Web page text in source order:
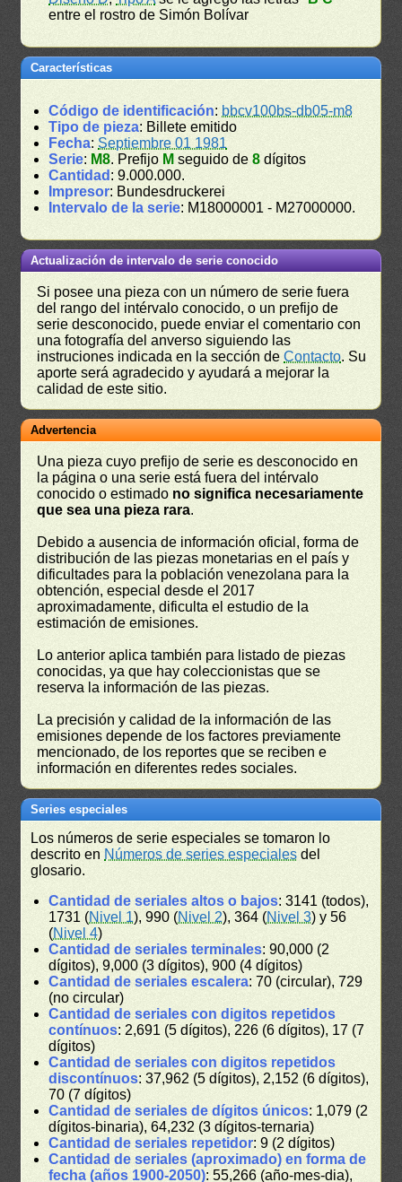
entre el rostro de Simón Bolívar
Características
Código de identificación: bbcv100bs-db05-m8
Tipo de pieza: Billete emitido
Fecha: Septiembre 01 1981
Serie: M8. Prefijo M seguido de8 dígitos
Cantidad : 9.000.000.
Impresor: Bundesdruckerei
Intervalo de la serie: M18000001 - M27000000.
Actualización de intervalo de serie conocido
Si posee una pieza con un número de serie fuera
del rango del intérvalo conocido, o un prefijo de
serie desconocido, puede enviar el comentario con
una fotografía del anverso siguiendo las
instruciones indicada en la sección deContacto. Su
aporte será agradecido y ayudará a mejorar la
calidad de este sitio.
Advertencia
Una pieza cuyo prefijo de serie es desconocido en
la página o una serie está fuera del intérvalo
conocido o estimado no significa necesariamente
que sea una pieza rara.
Debido a ausencia de información oficial, forma de
distribución de las piezas monetarias en el país y
dificultades para la población venezolana para la
obtención, especial desde el 2017
aproximadamente, dificulta el estudio de la
estimación de emisiones.
Lo anterior aplica también para listado de piezas
conocidas, ya que hay coleccionistas que se
reserva la información de las piezas.
La precisión y calidad de la información de las
emisiones depende de los factores previamente
mencionado, de los reportes que se reciben e
información en diferentes redes sociales.
Series especiales
Los números de serie especiales se tomaron lo
descrito en Números de series especiales del
glosario.
Cantidad de seriales altos o bajos: 3141 (todos),
1731 (Nivel 1), 990 (Nivel 2), 364 (Nivel 3) y 56
(Nivel 4)
Cantidad de seriales terminales: 90,000 (2
dígitos), 9,000 (3 dígitos), 900 (4 dígitos)
Cantidad de seriales escalera: 70 (circular), 729
(no circular)
Cantidad de seriales con digitos repetidos
contínuos: 2,691 (5 dígitos), 226 (6 dígitos), 17 (7
dígitos)
Cantidad de seriales con digitos repetidos
discontínuos: 37,962 (5 dígitos), 2,152 (6 dígitos),
70 (7 dígitos)
Cantidad de seriales de dígitos únicos: 1,079 (2
dígitos-binaria), 64,232 (3 dígitos-ternaria)
Cantidad de seriales repetidor: 9 (2 dígitos)
Cantidad de seriales (aproximado) en forma de
fecha (años 1900-2050): 55,266 (año-mes-dia),